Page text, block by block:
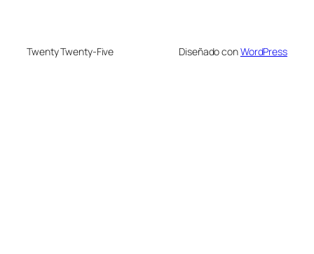
Twenty Twenty-Five Diseñado conWordPress